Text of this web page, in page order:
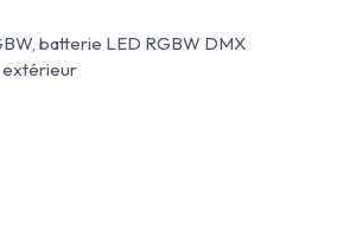
batterie LED RGBW DMX
extérieur